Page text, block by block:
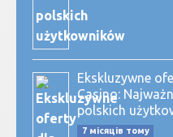
Ekskluzywne
Casino:
polskich
7 місяців тому